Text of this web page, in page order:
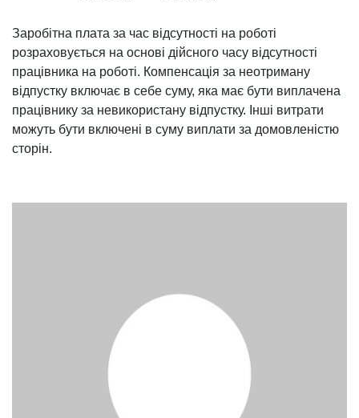
Заробітна плата за час відсутності на роботі
розраховується на основі дійсного часу відсутності
працівника на роботі. Компенсація за неотриману
відпустку включає в себе суму, яка має бути виплачена
працівнику за невикористану відпустку. Інші витрати
можуть бути включені в суму виплати за домовленістю
сторін.